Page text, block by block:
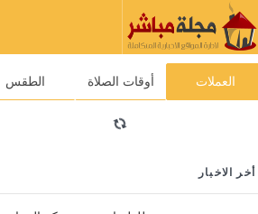
العملات أوقات الصلاة الطقس
أخر الاخبار